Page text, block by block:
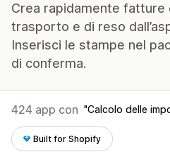
Crea rapidamente fatture
trasporto e di reso
Inserisci le stampe nel
di conferma.
424 app con Calcolo delle
Built for Shopify